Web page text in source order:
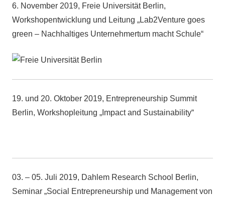
6. November 2019, Freie Universität Berlin,
Workshopentwicklung und Leitung „Lab2Venture goes
green – Nachhaltiges Unternehmertum macht Schule“
19. und 20. Oktober 2019, Entrepreneurship Summit
Berlin, Workshopleitung „Impact and Sustainability“
03. – 05. Juli 2019, Dahlem Research School Berlin,
Seminar „Social Entrepreneurship und Management von